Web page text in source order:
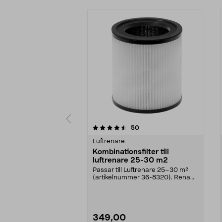
50recensioner
Luftrenare
Kombinationsfilter till
luftrenare 25-30 m2
Passar till Luftrenare 25–30 m²
(artikelnummer 36-8320). Rena
349,00
4.5 av 5 stjärnor